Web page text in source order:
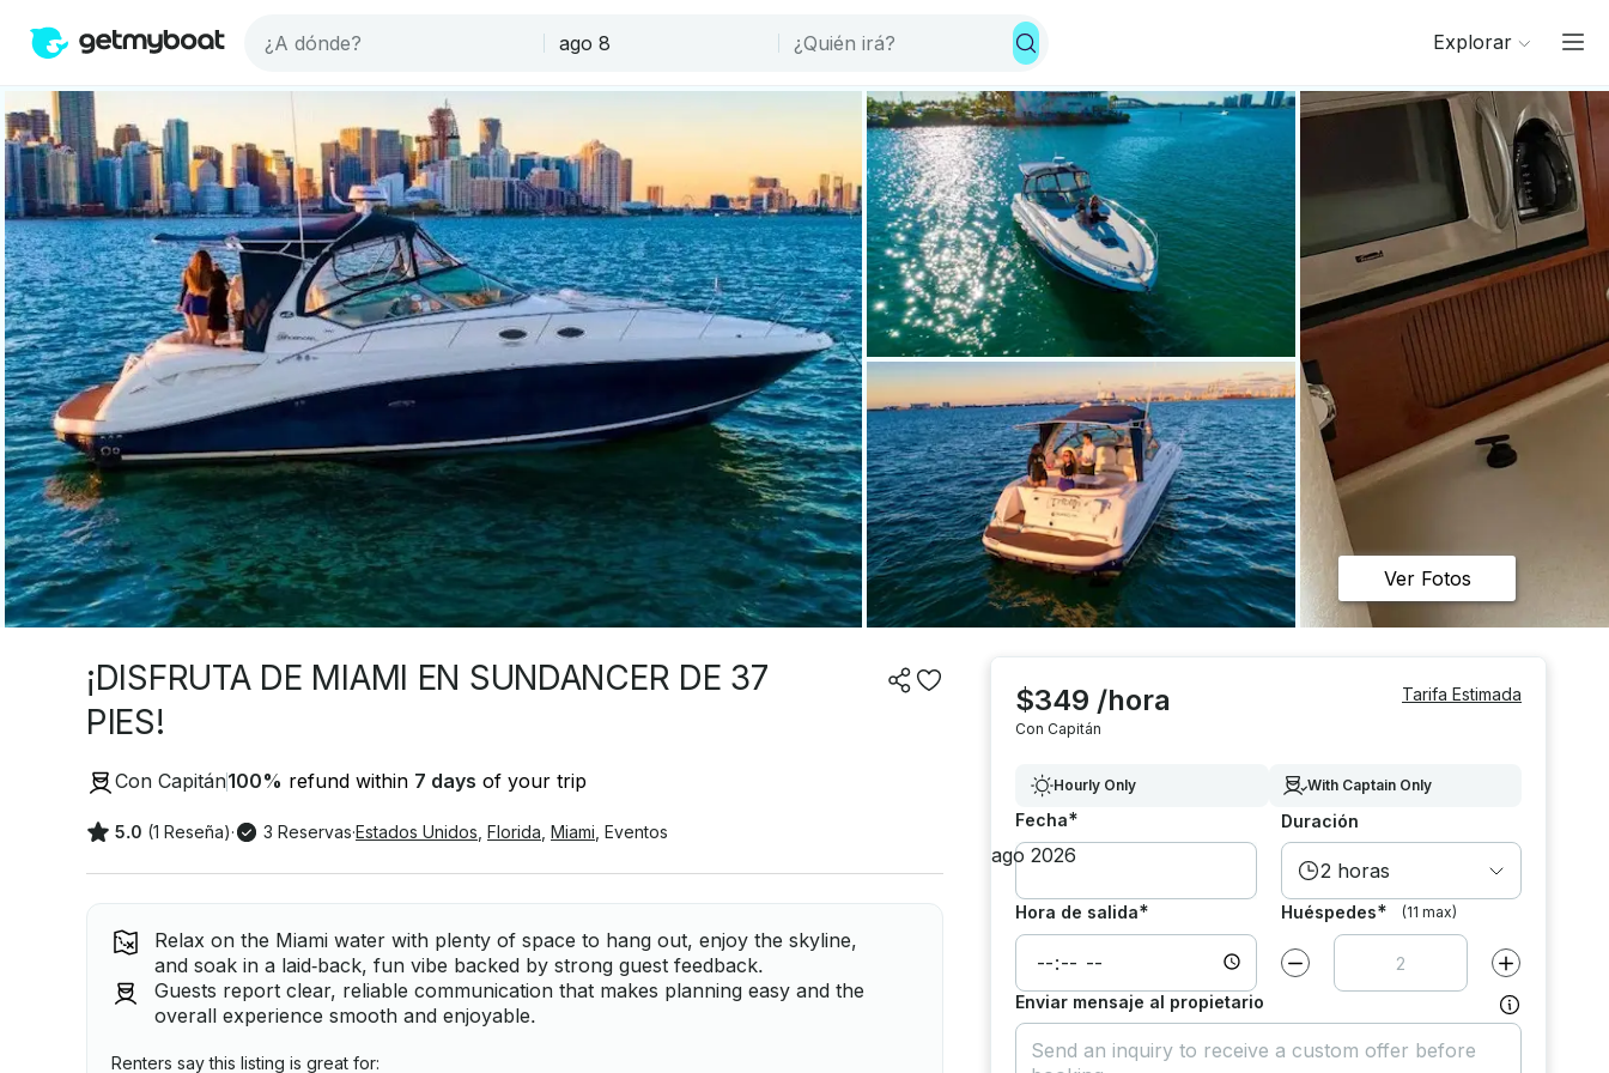
Explorar
Ver Fotos
¡DISFRUTA DE MIAMI EN SUNDANCER DE 37
PIES!
Con Capitán100% refund within 7 days of your trip
5.0 (1 Reseña)· 3 Reservas·Estados Unidos Florida Miami Eventos
Relax on the Miami water with plenty of space to hang out, enjoy the skyline,
and soak in a laid‑back, fun vibe backed by strong guest feedback.
Guests report clear, reliable communication that makes planning easy and the
overall experience smooth and enjoyable.
Renters say this listing is great for:
$349 /hora
Con Capitán
Tarifa Estimada
Hourly Only With Captain Only
Fecha* Duración
2 horas
Hora de salida* Huéspedes* (11 max)
Disminuir el valor por Aumentar el
Enviar mensaje al propietario